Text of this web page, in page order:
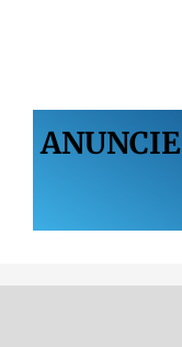
ANUNCIE